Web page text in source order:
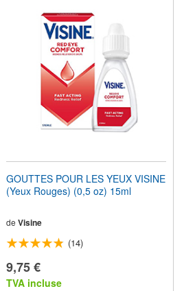
GOUTTES POUR LES YEUX VISINE
(Yeux Rouges) (0,5 oz) 15ml
de Visine
(14)
9,75 €
TVA incluse